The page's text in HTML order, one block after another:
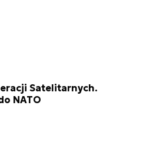
Satelitarnych.
NATO